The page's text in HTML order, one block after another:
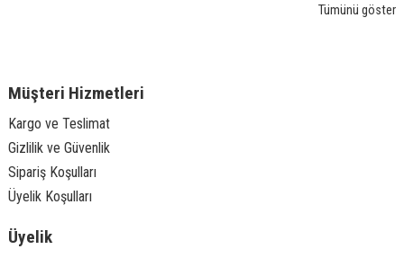
Tümünü göster
Müşteri Hizmetleri
Kargo ve Teslimat
Gizlilik ve Güvenlik
Sipariş Koşulları
Üyelik Koşulları
Üyelik